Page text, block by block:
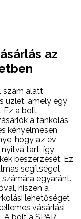
az
szám alatt
üzlet, amely egy
Ez a bolt
a tankolás
kényelmesen
hogy az év
tart, így
beszerzését. Ez
segítséget
egyaránt.
hiszen a
lehetőséget
vásárlási